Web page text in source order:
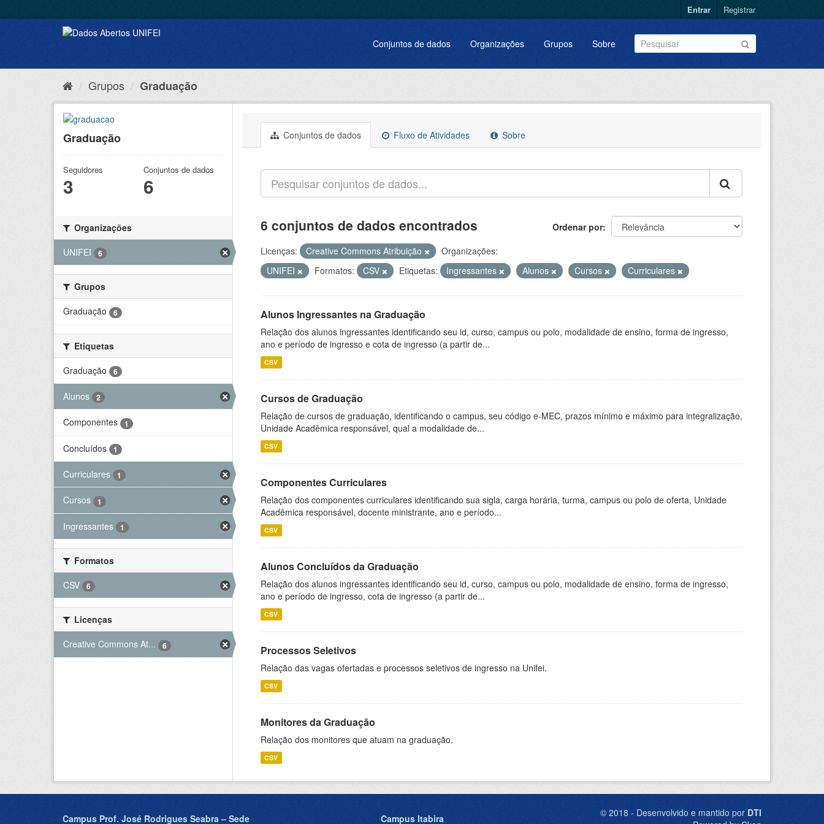
Entrar Registrar
Conjuntos de dados Organizações Grupos Sobre
Grupos Graduação
Graduação
Seguidores
3
Conjuntos de dados
6
Organizações
UNIFEI
6
Grupos
Graduação
6
Etiquetas
Graduação
6
Alunos 2
Componentes 1
Concluídos 1
Curriculares 1
Cursos 1
Ingressantes 1
Formatos
CSV
6
Licenças
Creative Commons At...
6
Conjuntos de dados Fluxo de Atividades Sobre
Ordenar por
6 conjuntos de dados encontrados
Licenças: Creative Commons Atribuição
Organizações:
UNIFEI
Formatos: CSV Etiquetas: Ingressantes Alunos Cursos Curriculares
Alunos Ingressantes na Graduação
Relação dos alunos ingressantes identificando seu id, curso, campus ou polo, modalidade de ensino, forma de ingresso,
ano e período de ingresso e cota de ingresso (a partir de...
CSV
Cursos de Graduação
Relação de cursos de graduação, identificando o campus, seu código e-MEC, prazos mínimo e máximo para integralização,
Unidade Acadêmica responsável, qual a modalidade de...
CSV
Componentes Curriculares
Relação dos componentes curriculares identificando sua sigla, carga horária, turma, campus ou polo de oferta, Unidade
Acadêmica responsável, docente ministrante, ano e período...
CSV
Alunos Concluídos da Graduação
Relação dos alunos ingressantes identificando seu id, curso, campus ou polo, modalidade de ensino, forma de ingresso,
ano e período de ingresso, cota de ingresso (a partir de...
CSV
Processos Seletivos
Relação das vagas ofertadas e processos seletivos de ingresso na Unifei.
CSV
Monitores da Graduação
Relação dos monitores que atuam na graduação.
CSV
Campus Prof. José Rodrigues Seabra – Sede Campus Itabira © 2018 - Desenvolvido e mantido por DTI